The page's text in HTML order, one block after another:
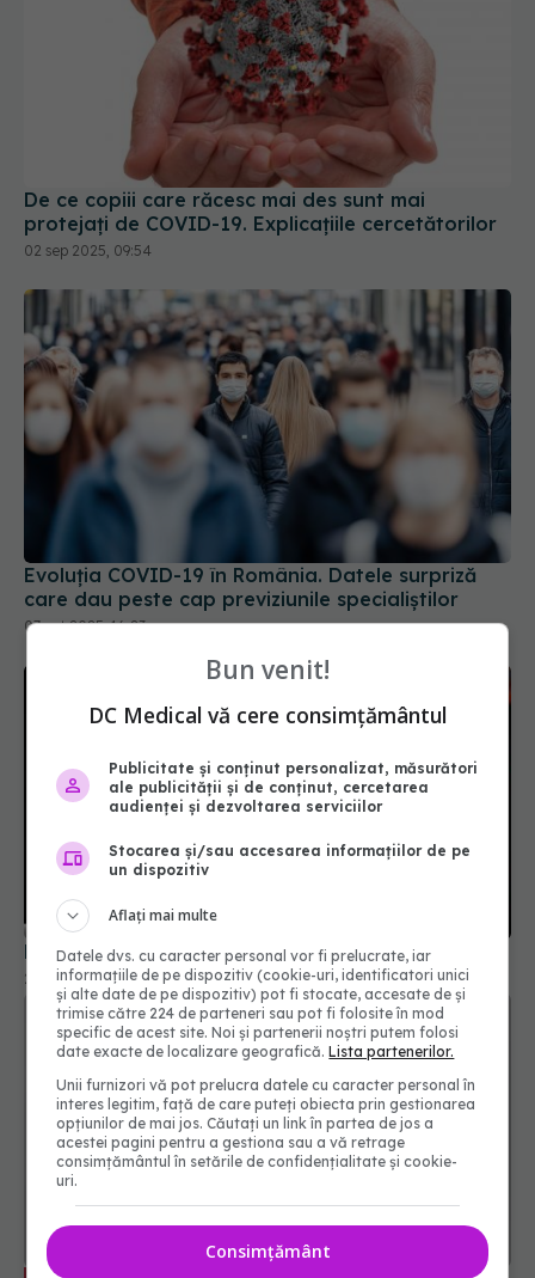
De ce copiii care răcesc mai des sunt mai
protejați de COVID-19. Explicațiile cercetătorilor
02 sep 2025, 09:54
Evoluția COVID-19 în România. Datele surpriză
care dau peste cap previziunile specialiștilor
07 oct 2025, 16:23
Long COVID, impact asupra creierului
25 mai 2026, 14:52
Bun venit!
DC Medical vă cere consimțământul
Publicitate și conținut personalizat, măsurători
ale publicității și de conținut, cercetarea
audienței și dezvoltarea serviciilor
Stocarea și/sau accesarea informațiilor de pe
un dispozitiv
Aflați mai multe
Datele dvs. cu caracter personal vor fi prelucrate, iar
informațiile de pe dispozitiv (cookie-uri, identificatori unici
și alte date de pe dispozitiv) pot fi stocate, accesate de și
trimise către 224 de parteneri sau pot fi folosite în mod
specific de acest site. Noi și partenerii noștri putem folosi
date exacte de localizare geografică.Lista partenerilor.
Unii furnizori vă pot prelucra datele cu caracter personal în
interes legitim, față de care puteți obiecta prin gestionarea
opțiunilor de mai jos. Căutați un link în partea de jos a
acestei pagini pentru a gestiona sau a vă retrage
consimțământul în setările de confidențialitate și cookie-
uri.
Consimțământ